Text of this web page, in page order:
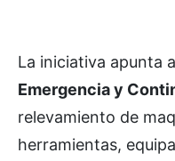
La iniciativa apunta
Emergencia y
relevamiento de
herramientas,